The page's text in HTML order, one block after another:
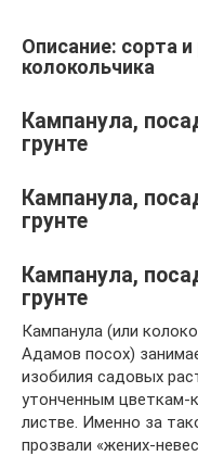
Описание: сорта
колокольчика
Кампанула,
грунте
Кампанула,
грунте
Кампанула,
грунте
Кампанула (или
Адамов посох)
изобилия садовых
утонченным цветкам-
листве. Именно за
прозвали «жених-